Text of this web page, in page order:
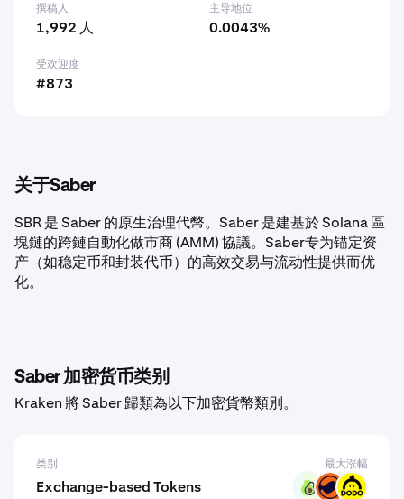
撰稿人
1,992 人
主导地位
0.0043%
受欢迎度
#873
关于Saber
SBR 是 Saber 的原生治理代幣。Saber 是建基於 Solana 區
塊鏈的跨鏈自動化做市商 (AMM) 協議。Saber专为锚定资
产（如稳定币和封装代币）的高效交易与流动性提供而优
化。
Saber 加密货币类别
Kraken 將 Saber 歸類為以下加密貨幣類別。
类别 最大涨幅
Exchange-based Tokens PPI MMT DODO